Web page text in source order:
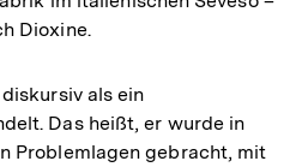
Dioxine.
als ein
Das heißt, er wurde in
Problemlagen gebracht, mit